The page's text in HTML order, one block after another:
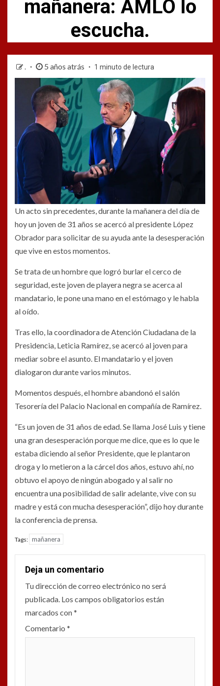
mañanera: AMLO lo
escucha.
. 5 años atrás 1 minuto de lectura
Un acto sin precedentes, durante la mañanera del día de
hoy un joven de 31 años se acercó al presidente López
Obrador para solicitar de su ayuda ante la desesperación
que vive en estos momentos.
Se trata de un hombre que logró burlar el cerco de
seguridad, este joven de playera negra se acerca al
mandatario, le pone una mano en el estómago y le habla
al oído.
Tras ello, la coordinadora de Atención Ciudadana de la
Presidencia, Leticia Ramírez, se acercó al joven para
mediar sobre el asunto. El mandatario y el joven
dialogaron durante varios minutos.
Momentos después, el hombre abandonó el salón
Tesorería del Palacio Nacional en compañía de Ramírez.
“Es un joven de 31 años de edad. Se llama José Luis y tiene
una gran desesperación porque me dice, que es lo que le
estaba diciendo al señor Presidente, que le plantaron
droga y lo metieron a la cárcel dos años, estuvo ahí, no
obtuvo el apoyo de ningún abogado y al salir no
encuentra una posibilidad de salir adelante, vive con su
madre y está con mucha desesperación”, dijo hoy durante
la conferencia de prensa.
Tags: mañanera
Deja un comentario
Tu dirección de correo electrónico no será
publicada. Los campos obligatorios están
marcados con*
Comentario *